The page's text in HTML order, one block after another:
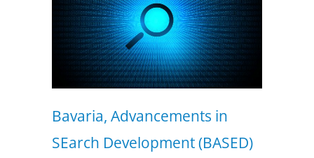
Bavaria, Advancements in
SEarch Development (BASED)